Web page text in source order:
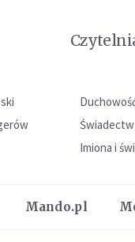
Imiona i
Mando.pl